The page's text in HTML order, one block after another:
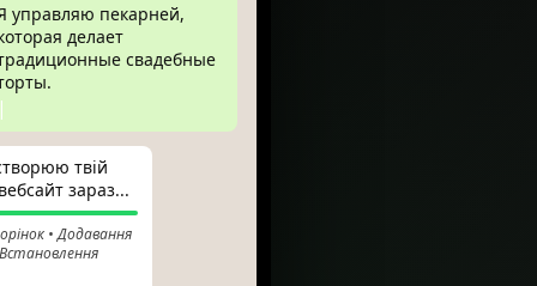
управляю пекарней,
делает
свадебные
твій
зараз...
• Додавання